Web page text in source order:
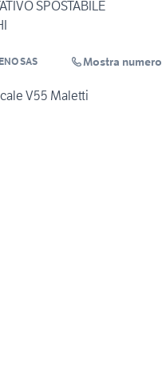
SPOSTABILE
SAS Mostra numero
V55 Maletti